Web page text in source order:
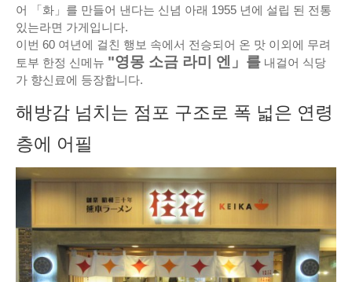
어 「화」를 만들어 낸다는 신념 아래 1955 년에 설립 된 전통
있는라면 가게입니다.
이번 60 여년에 걸친 행보 속에서 전승되어 온 맛 이외에 무려
토부 한정 신메뉴 "영몽 소금 라미 엔」를 내걸어 식당
가 향신료에 등장합니다.
해방감 넘치는 점포 구조로 폭 넓은 연령
층에 어필